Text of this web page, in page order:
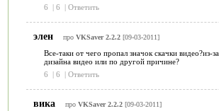
6
| 6 | Ответить
элен про VKSaver 2.2.2[09-03-2011]
Все-таки от чего пропал значок скачки видео?из-
дизайна видео или по другой причине?
6
| 6 | Ответить
вика про VKSaver 2.2.2[09-03-2011]